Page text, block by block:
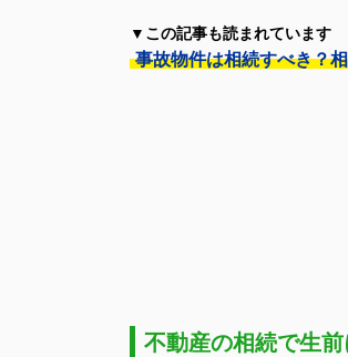
▼この記事も読まれています
事故物件は相続すべき？
不動産の相続で生